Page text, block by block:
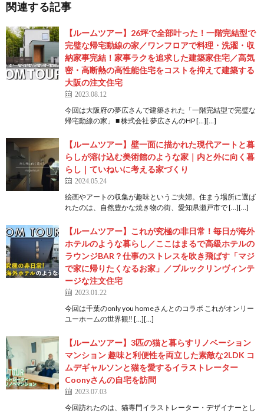
関連する記事
【ルームツアー】26坪で全部叶った！一階完結型で
完璧な帰宅動線の家／ワンフロアで料理・洗濯・収
納家事完結！家事ラクを追求した建築家住宅／高気
密・高断熱の高性能住宅をコストを抑えて建築する
大阪の注文住宅
2023.08.12
今回は大阪府の夢広さんで建築された「一階完結型で完璧な
帰宅動線の家」 ■ 株式会社 夢広さんのHP […][…]
【ルームツアー】壁一面に描かれた現代アートと暮
らしが溶け込む美術館のような家｜内と外に向く暮
らし｜ていねいに考える家づくり
2024.05.24
絵画やアートの収集が趣味というご夫婦。住まう場所に選ば
れたのは、自然豊かな焼き物の街、愛知県瀬戸市で […][…]
【ルームツアー】これが究極の非日常！毎日が海外
ホテルのような暮らし／ここはまるで高級ホテルの
ラウンジBAR？仕事のストレスを吹き飛ばす「マジ
で家に帰りたくなるお家」／ブルックリンヴィンテ
ージな注文住宅
2023.01.22
今回は千葉のonly you homeさんとのコラボ これがオンリー
ユーホームの世界観‼ […][…]
【ルームツアー】3匹の猫と暮らすリノベーション
マンション 趣味と利便性を両立した素敵な2LDK コ
ムデギャルソンと猫を愛するイラストレーター
Coonyさんの自宅を訪問
2023.07.03
今回訪れたのは、猫専門イラストレーター・デザイナーとし